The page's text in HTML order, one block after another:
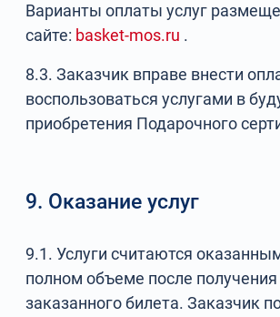
Варианты оплаты услуг
сайте: basket-mos.ru .
8.3. Заказчик вправе внести
воспользоваться услугами в
приобретения Подарочного
9. Оказание услуг
9.1. Услуги считаются
полном объеме после
заказанного билета. Заказчик